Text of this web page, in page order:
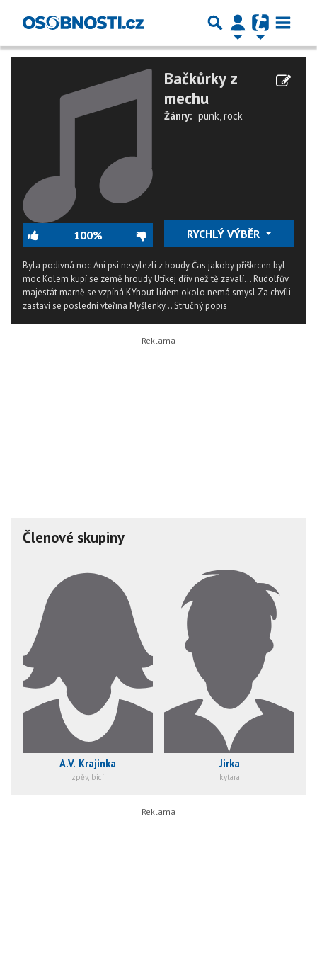
100%
Bačkůrky z
mechu
Žánry: punk,rock
RYCHLÝ VÝBĚR
Byla podivná noc Ani psi nevylezli z boudy Čas jakoby přiškrcen byl
moc Kolem kupí se země hroudy Utíkej dřív než tě zavalí... Rudolfův
majestát marně se vzpíná KYnout lidem okolo nemá smysl Za chvíli
zastaví se poslední vteřina Myšlenky...Stručný popis
Členové skupiny
A.V. Krajinka
zpěv, bicí
Jirka
kytara